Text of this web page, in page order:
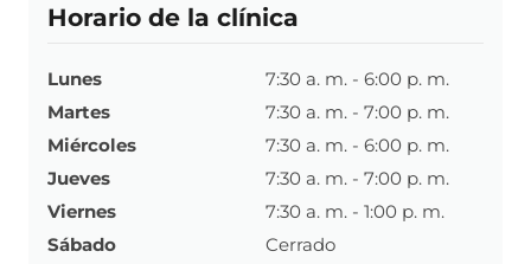
Horario de la clínica
Lunes
7:30 a. m. - 6:00 p. m.
Martes
7:30 a. m. - 7:00 p. m.
Miércoles
7:30 a. m. - 6:00 p. m.
Jueves
7:30 a. m. - 7:00 p. m.
Viernes
7:30 a. m. - 1:00 p. m.
Sábado
Cerrado